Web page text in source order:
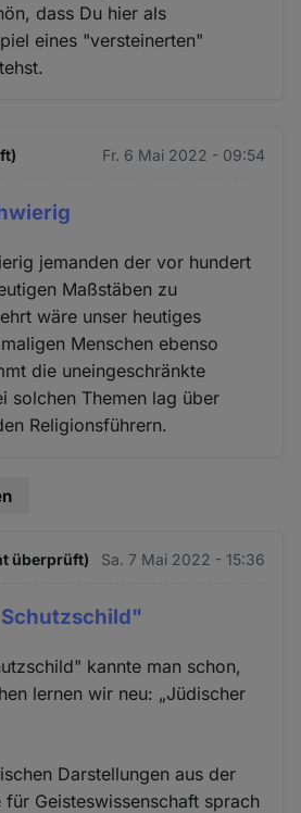
dass Du hier als
eines "versteinerten"
Fr. 6 Mai 2022 - 09:54
jemanden der vor hundert
Maßstäben zu
wäre unser heutiges
Menschen ebenso
die uneingeschränkte
solchen Themen lag über
Religionsführern.
überprüft) Sa. 7 Mai 2022 - 15:36
kannte man schon,
lernen wir neu: „Jüdischer
Darstellungen aus der
für Geisteswissenschaft sprach